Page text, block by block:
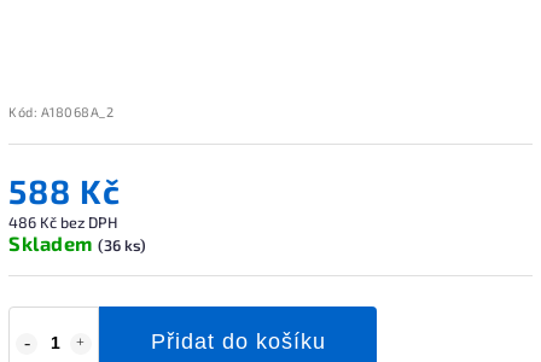
Kód: A18068A_2
588 Kč
486 Kč bez DPH
Skladem (36 ks)
Přidat do košíku